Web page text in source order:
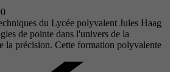
du Lycée polyvalent Jules Haag
de pointe dans l'univers de la
la précision. Cette formation polyvalente